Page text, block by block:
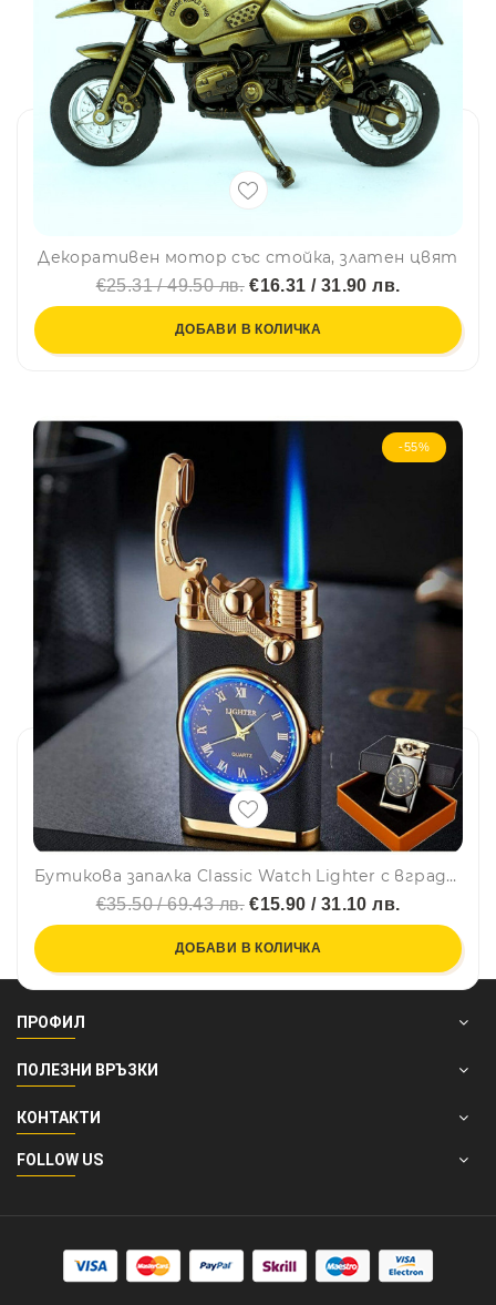
Декоративен мотор със стойка, златен цвят
€25.31 / 49.50 лв.€16.31 / 31.90 лв.
ДОБАВИ В КОЛИЧКА
-55%
Бутикова запалка Classic Watch Lighter с вграден часовник, ветроупорна и с LED подсветка
€35.50 / 69.43 лв.€15.90 / 31.10 лв.
ДОБАВИ В КОЛИЧКА
ПРОФИЛ
ПОЛЕЗНИ ВРЪЗКИ
КОНТАКТИ
FOLLOW US